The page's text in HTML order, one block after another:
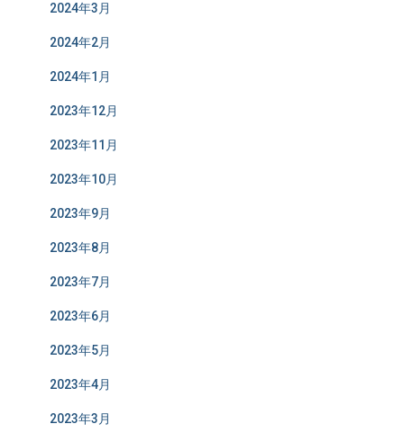
2024年3月
2024年2月
2024年1月
2023年12月
2023年11月
2023年10月
2023年9月
2023年8月
2023年7月
2023年6月
2023年5月
2023年4月
2023年3月